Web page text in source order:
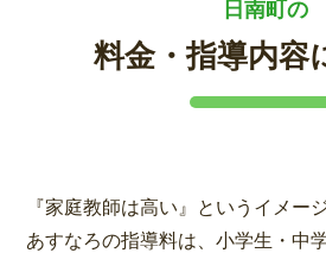
日南町の
料金・指導内容
『家庭教師は高い』というイメー
あすなろの指導料は、小学生・中